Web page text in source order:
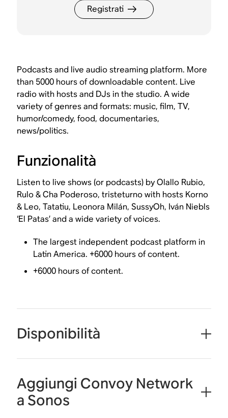
Registrati
Podcasts and live audio streaming platform. More
than 5000 hours of downloadable content. Live
radio with hosts and DJs in the studio. A wide
variety of genres and formats: music, film, TV,
humor/comedy, food, documentaries,
news/politics.
Funzionalità
Listen to live shows (or podcasts) by Olallo Rubio,
Rulo & Cha Poderoso, tristeturno with hosts Korno
& Leo, Tatatiu, Leonora Milán, SussyOh, Iván Niebls
‘El Patas’ and a wide variety of voices.
The largest independent podcast platform in
Latin America. +6000 hours of content.
+6000 hours of content.
Disponibilità
Aggiungi Convoy Network
a Sonos